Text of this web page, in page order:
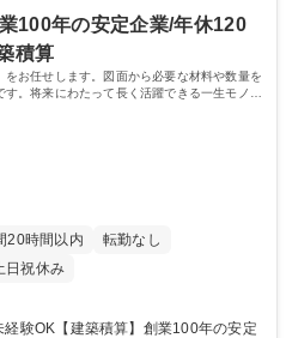
100年の安定企業/年休120
積算
お任せします。図面から必要な材料や数量を
。将来にわたって長く活躍できる一生モノの
20時間以内
転勤なし
日祝休み